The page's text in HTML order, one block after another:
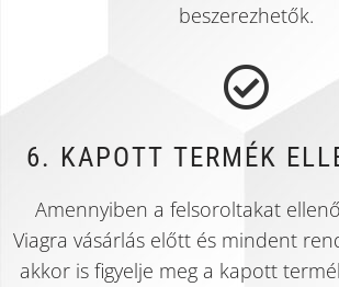
beszerezhetők.
6. KAPOTT TERMÉK
Amennyiben a felsoroltakat
Viagra vásárlás előtt és mindent
akkor is figyelje meg a kapott